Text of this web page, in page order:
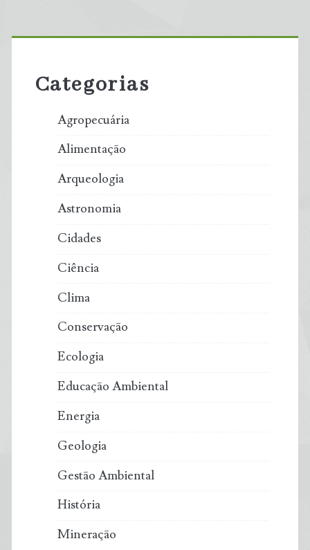
Primary
Sidebar
Categorias
Agropecuária
Alimentação
Arqueologia
Astronomia
Cidades
Ciência
Clima
Conservação
Ecologia
Educação Ambiental
Energia
Geologia
Gestão Ambiental
História
Mineração